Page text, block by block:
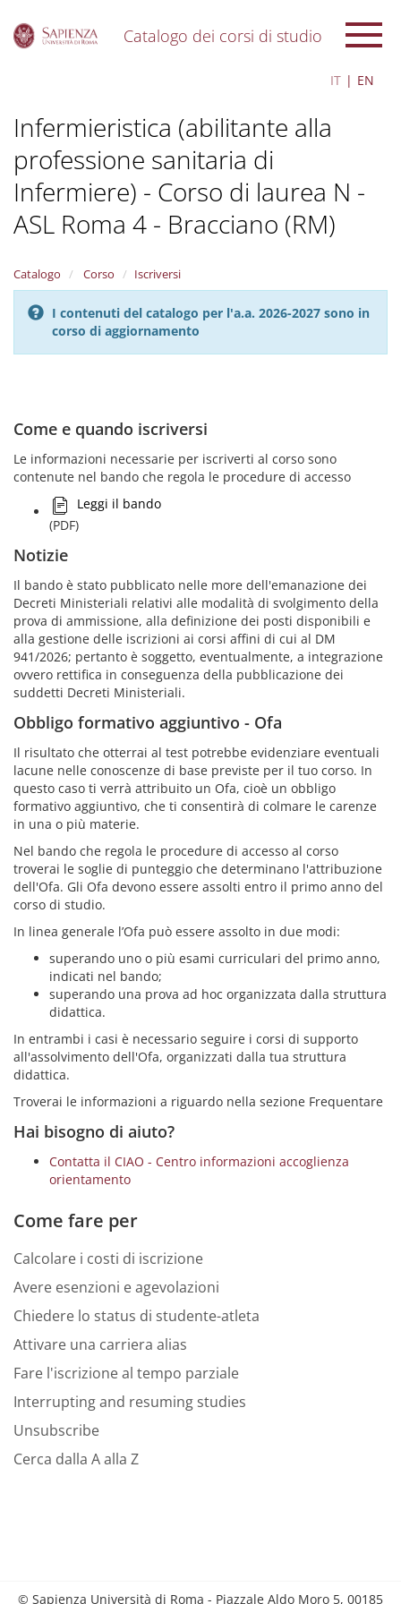
Catalogo dei corsi di studio
IT EN
Infermieristica (abilitante alla
professione sanitaria di
Infermiere) - Corso di laurea N -
ASL Roma 4 - Bracciano (RM)
Catalogo Corso Iscriversi
I contenuti del catalogo per l'a.a. 2026-2027 sono in
corso di aggiornamento
Come e quando iscriversi
Le informazioni necessarie per iscriverti al corso sono
contenute nel bando che regola le procedure di accesso
Leggi il bando
(PDF)
Notizie
Il bando è stato pubblicato nelle more dell'emanazione dei
Decreti Ministeriali relativi alle modalità di svolgimento della
prova di ammissione, alla definizione dei posti disponibili e
alla gestione delle iscrizioni ai corsi affini di cui al DM
941/2026; pertanto è soggetto, eventualmente, a integrazione
ovvero rettifica in conseguenza della pubblicazione dei
suddetti Decreti Ministeriali.
Obbligo formativo aggiuntivo - Ofa
Il risultato che otterrai al test potrebbe evidenziare eventuali
lacune nelle conoscenze di base previste per il tuo corso. In
questo caso ti verrà attribuito un Ofa, cioè un obbligo
formativo aggiuntivo, che ti consentirà di colmare le carenze
in una o più materie.
Nel bando che regola le procedure di accesso al corso
troverai le soglie di punteggio che determinano l'attribuzione
dell'Ofa. Gli Ofa devono essere assolti entro il primo anno del
corso di studio.
In linea generale l’Ofa può essere assolto in due modi:
superando uno o più esami curriculari del primo anno,
indicati nel bando;
superando una prova ad hoc organizzata dalla struttura
didattica.
In entrambi i casi è necessario seguire i corsi di supporto
all'assolvimento dell'Ofa, organizzati dalla tua struttura
didattica.
Troverai le informazioni a riguardo nella sezione Frequentare
Hai bisogno di aiuto?
Contatta il CIAO - Centro informazioni accoglienza
orientamento
Come fare per
Calcolare i costi di iscrizione
Avere esenzioni e agevolazioni
Chiedere lo status di studente-atleta
Attivare una carriera alias
Fare l'iscrizione al tempo parziale
Interrupting and resuming studies
Unsubscribe
Cerca dalla A alla Z
© Sapienza Università di Roma - Piazzale Aldo Moro 5, 00185